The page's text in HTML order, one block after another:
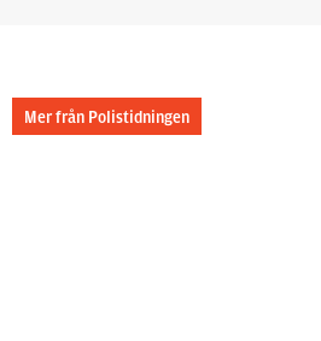
Mer från Polistidningen